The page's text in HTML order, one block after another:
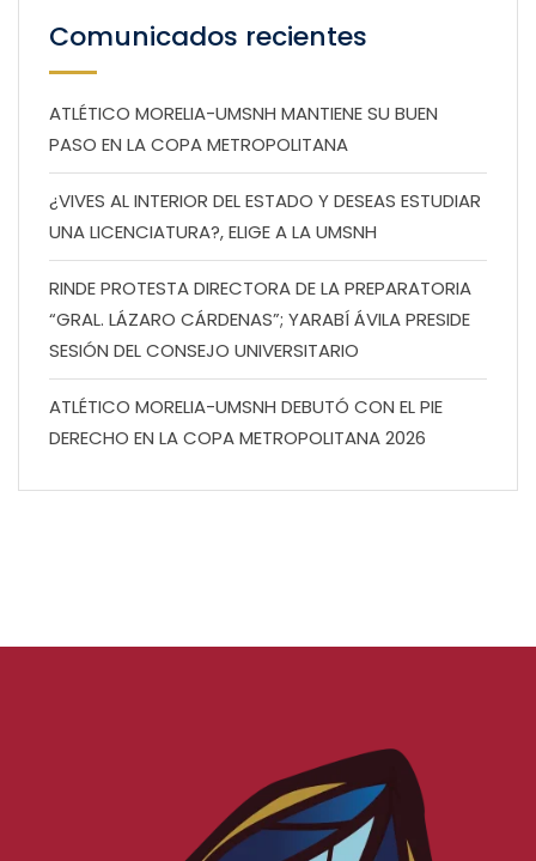
Comunicados recientes
ATLÉTICO MORELIA-UMSNH MANTIENE SU BUEN
PASO EN LA COPA METROPOLITANA
¿VIVES AL INTERIOR DEL ESTADO Y DESEAS ESTUDIAR
UNA LICENCIATURA?, ELIGE A LA UMSNH
RINDE PROTESTA DIRECTORA DE LA PREPARATORIA
“GRAL. LÁZARO CÁRDENAS”; YARABÍ ÁVILA PRESIDE
SESIÓN DEL CONSEJO UNIVERSITARIO
ATLÉTICO MORELIA-UMSNH DEBUTÓ CON EL PIE
DERECHO EN LA COPA METROPOLITANA 2026